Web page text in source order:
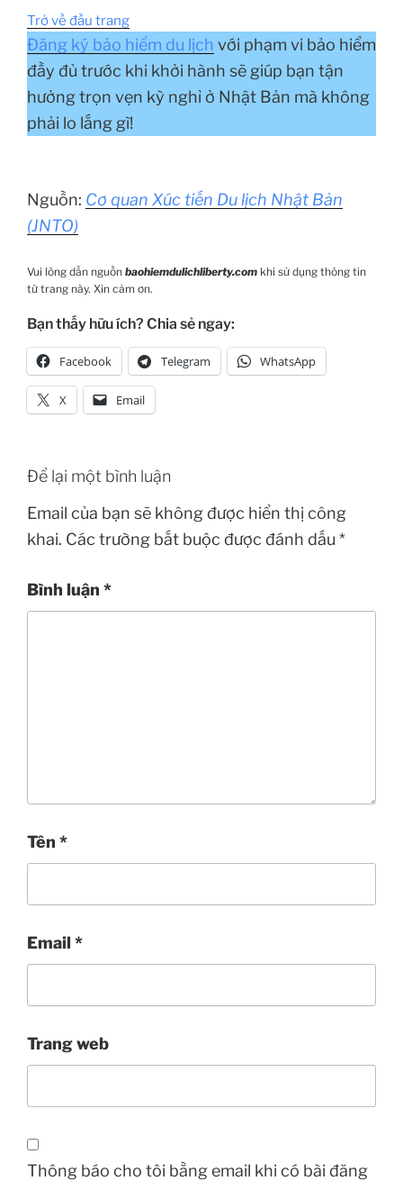
Trở về đầu trang
Đăng ký bảo hiểm du lịch với phạm vi bảo hiểm
đầy đủ trước khi khởi hành sẽ giúp bạn tận
hưởng trọn vẹn kỳ nghỉ ở Nhật Bản mà không
phải lo lắng gì!
Nguồn: Cơ quan Xúc tiến Du lịch Nhật Bản
(JNTO)
Vui lòng dẫn nguồn baohiemdulichliberty.com khi sử dụng thông tin
từ trang này. Xin cảm ơn.
Bạn thấy hữu ích? Chia sẻ ngay:
Facebook Telegram WhatsApp
X Email
Để lại một bình luận
Email của bạn sẽ không được hiển thị công
khai. Các trường bắt buộc được đánh dấu *
Bình luận *
Tên *
Email *
Trang web
Thông báo cho tôi bằng email khi có bài đăng